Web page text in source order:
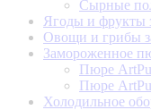
Сырные
Ягоды и фрукты
Овощи и грибы
Замороженное
Пюре
Пюре
Холодильное